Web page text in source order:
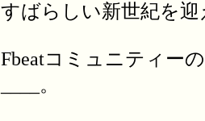
すばらしい新世紀を
Fbeatコミュニティー
____。